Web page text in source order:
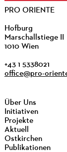
PRO ORIENTE
Hofburg
Marschallstiege II
1010 Wien
+43 1 5338021
office@pro-
Über Uns
Initiativen
Projekte
Aktuell
Ostkirchen
Publikationen